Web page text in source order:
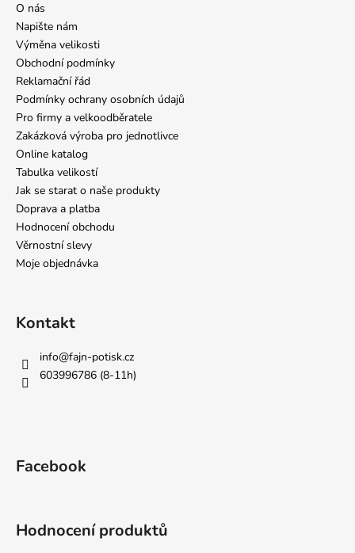
O nás
Napište nám
Výměna velikosti
Obchodní podmínky
Reklamační řád
Podmínky ochrany osobních údajů
Pro firmy a velkoodběratele
Zakázková výroba pro jednotlivce
Online katalog
Tabulka velikostí
Jak se starat o naše produkty
Doprava a platba
Hodnocení obchodu
Věrnostní slevy
Moje objednávka
Kontakt
info@fajn-potisk.cz
603996786 (8-11h)
Facebook
Hodnocení produktů